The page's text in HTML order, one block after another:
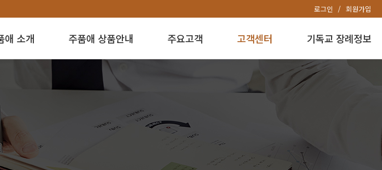
로그인 회원가입
애 소개 주품애 상품안내 주요고객 고객센터 기독교 장례정보